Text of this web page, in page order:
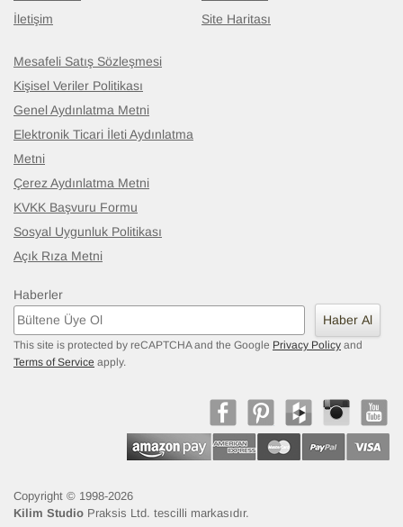
İletişim
Site Haritası
Mesafeli Satış Sözleşmesi
Kişisel Veriler Politikası
Genel Aydınlatma Metni
Elektronik Ticari İleti Aydınlatma
Metni
Çerez Aydınlatma Metni
KVKK Başvuru Formu
Sosyal Uygunluk Politikası
Açık Rıza Metni
Haberler
Haber Al
This site is protected by reCAPTCHA and the Google Privacy Policy and
Terms of Service apply.
Copyright © 1998-2026
Kilim Studio Praksis Ltd. tescilli markasıdır.